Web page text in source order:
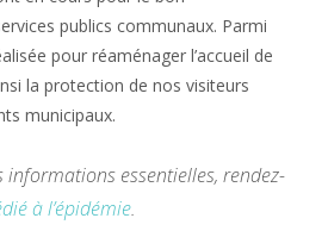
publics communaux. Parmi
pour réaménager l’accueil de
la protection de nos visiteurs
municipaux.
informations essentielles, rendez-
à l’épidémie.